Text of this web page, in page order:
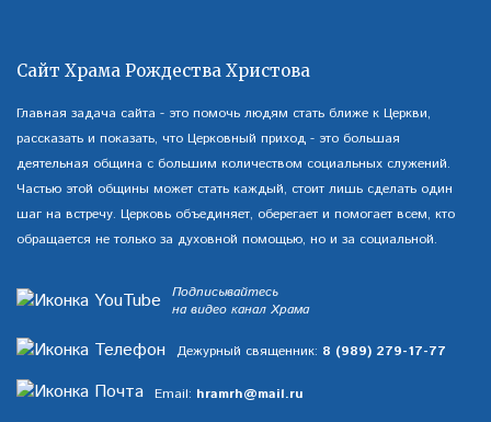
Сайт Храма Рождества Христова
Главная задача сайта - это помочь людям стать ближе к Церкви,
рассказать и показать, что Церковный приход - это большая
деятельная община с большим количеством социальных служений.
Частью этой общины может стать каждый, стоит лишь сделать один
шаг на встречу. Церковь объединяет, оберегает и помогает всем, кто
обращается не только за духовной помощью, но и за социальной.
Подписывайтесь
на видео канал Храма
Дежурный священник: 8 (989) 279-17-77
Email: hramrh@mail.ru